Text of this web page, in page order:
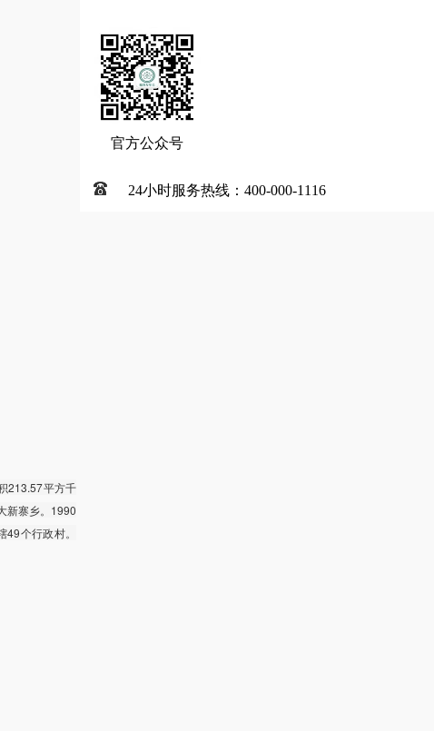
213.57平方千
新寨乡。1990
个行政村。
官方公众号
24小时服务热线：400-000-1116